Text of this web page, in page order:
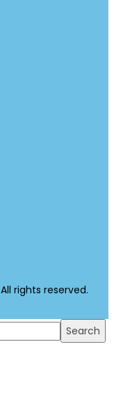
All rights reserved.
Search